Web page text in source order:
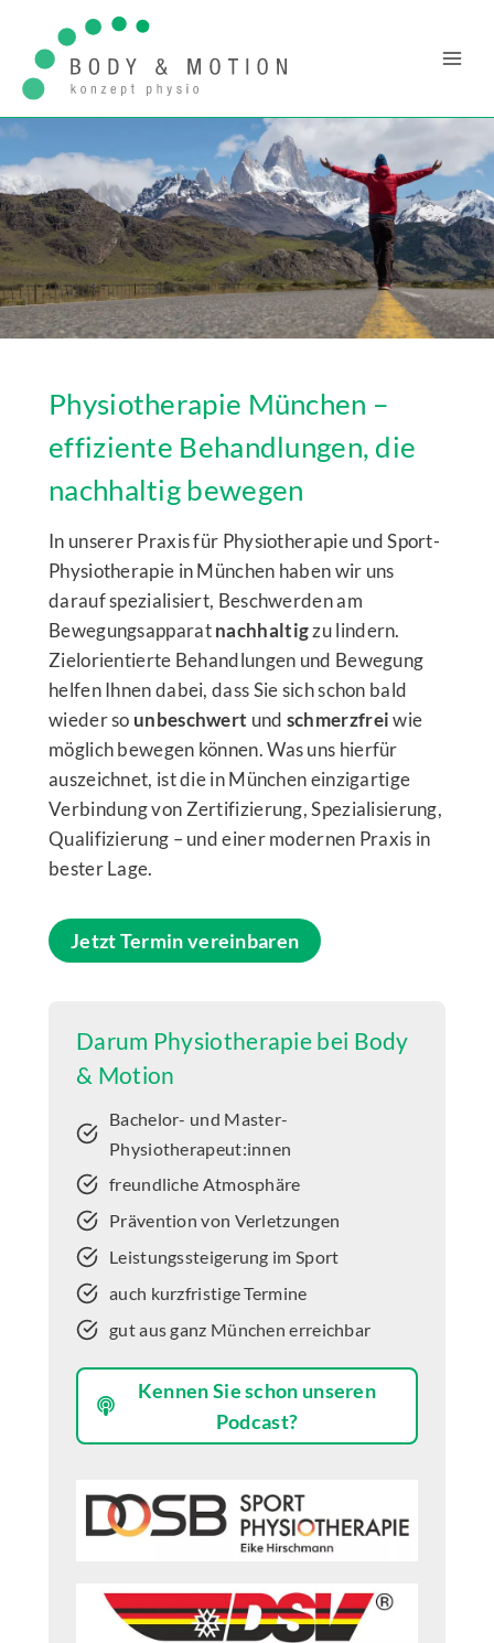
Inhalt
springen
Physiotherapie München –
effiziente Behandlungen, die
nachhaltig bewegen
In unserer Praxis für Physiotherapie und Sport-
Physiotherapie in München haben wir uns
darauf spezialisiert, Beschwerden am
Bewegungsapparatnachhaltigzu lindern.
Zielorientierte Behandlungen und Bewegung
helfen Ihnen dabei, dass Sie sich schon bald
wieder so unbeschwert und schmerzfreiwie
möglich bewegen können. Was uns hierfür
auszeichnet, ist die in München einzigartige
Verbindung von Zertifizierung, Spezialisierung,
Qualifizierung – und einer modernen Praxis in
bester Lage.
Jetzt Termin vereinbaren
Darum Physiotherapie bei Body
& Motion
Bachelor- und Master-
Physiotherapeut:innen
freundliche Atmosphäre
Prävention von Verletzungen
Leistungssteigerung im Sport
auch kurzfristige Termine
gut aus ganz München erreichbar
Kennen Sie schon unseren
Podcast?